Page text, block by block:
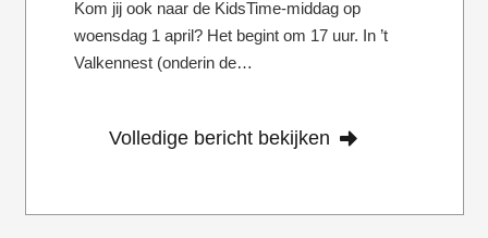
Kom jij ook naar de KidsTime-middag op
woensdag 1 april? Het begint om 17 uur. In ’t
Valkennest (onderin de…
Volledige bericht bekijken